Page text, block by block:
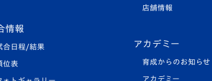
情報
合日程/結果
位表
店舗情報
アカデミー
育成からのお知らせ
アカデミー